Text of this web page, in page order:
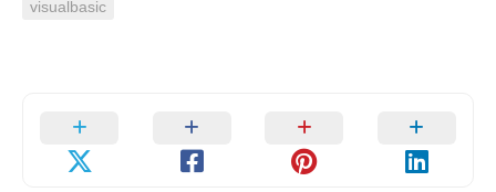
visualbasic